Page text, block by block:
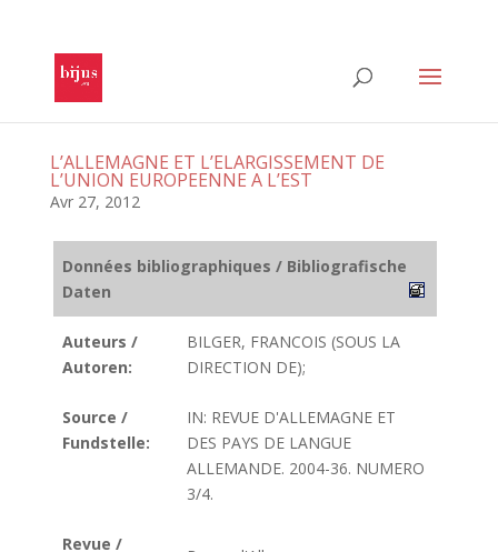
L’ALLEMAGNE ET L’ELARGISSEMENT DE
L’UNION EUROPEENNE A L’EST
Avr 27, 2012
Données bibliographiques / Bibliografische
Daten
Auteurs /
Autoren:
BILGER, FRANCOIS (SOUS LA
DIRECTION DE);
Source /
Fundstelle:
IN: REVUE D'ALLEMAGNE ET
DES PAYS DE LANGUE
ALLEMANDE. 2004-36. NUMERO
3/4.
Revue /